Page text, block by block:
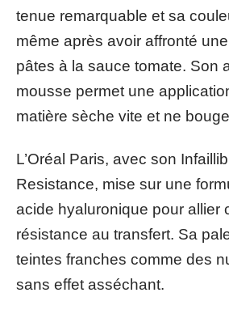
tenue remarquable et sa
même après avoir affronté
pâtes à la sauce tomate. Son
mousse permet une
matière sèche vite et ne
L’Oréal Paris, avec son
Resistance, mise sur une
acide hyaluronique pour allier
résistance au transfert. Sa
teintes franches comme des
sans effet asséchant.